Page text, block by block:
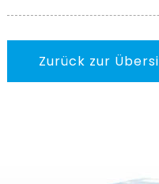
Zurück zur